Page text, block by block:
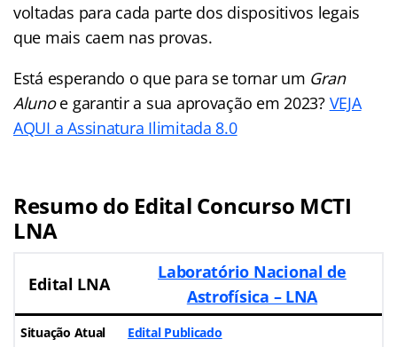
voltadas para cada parte dos dispositivos legais
que mais caem nas provas.
Está esperando o que para se tornar um Gran
Alunoe garantir a sua aprovação em 2023? VEJA
AQUI a Assinatura Ilimitada 8.0
Resumo do Edital Concurso MCTI
LNA
Edital LNA
Laboratório Nacional de
Astrofísica – LNA
Situação Atual Edital Publicado